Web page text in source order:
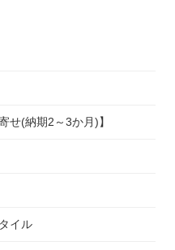
せ(納期2～3か月)】
イル